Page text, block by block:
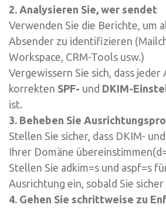
2. Analysieren Sie, wer sendet
Verwenden Sie die Berichte, um
Absender zu identifizieren
Workspace, CRM-Tools usw.)
Vergewissern Sie sich, dass
korrekten SPF- und DKIM-
ist.
3. Beheben Sie
Stellen Sie sicher, dass DKIM-
Ihrer Domäne übereinstimmen
Stellen Sie adkim=s und aspf=s
Ausrichtung ein, sobald Sie sicher
4. Gehen Sie schrittweise zu